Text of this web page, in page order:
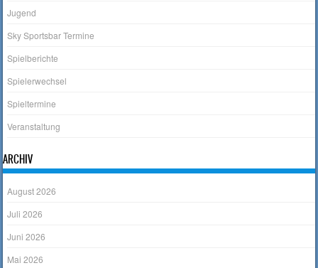
Jugend
Sky Sportsbar Termine
Spielberichte
Spielerwechsel
Spieltermine
Veranstaltung
ARCHIV
August 2026
Juli 2026
Juni 2026
Mai 2026